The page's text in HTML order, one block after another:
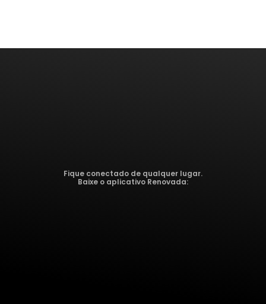
Fique conectado de qualquer lugar.
Baixe o aplicativo Renovada: